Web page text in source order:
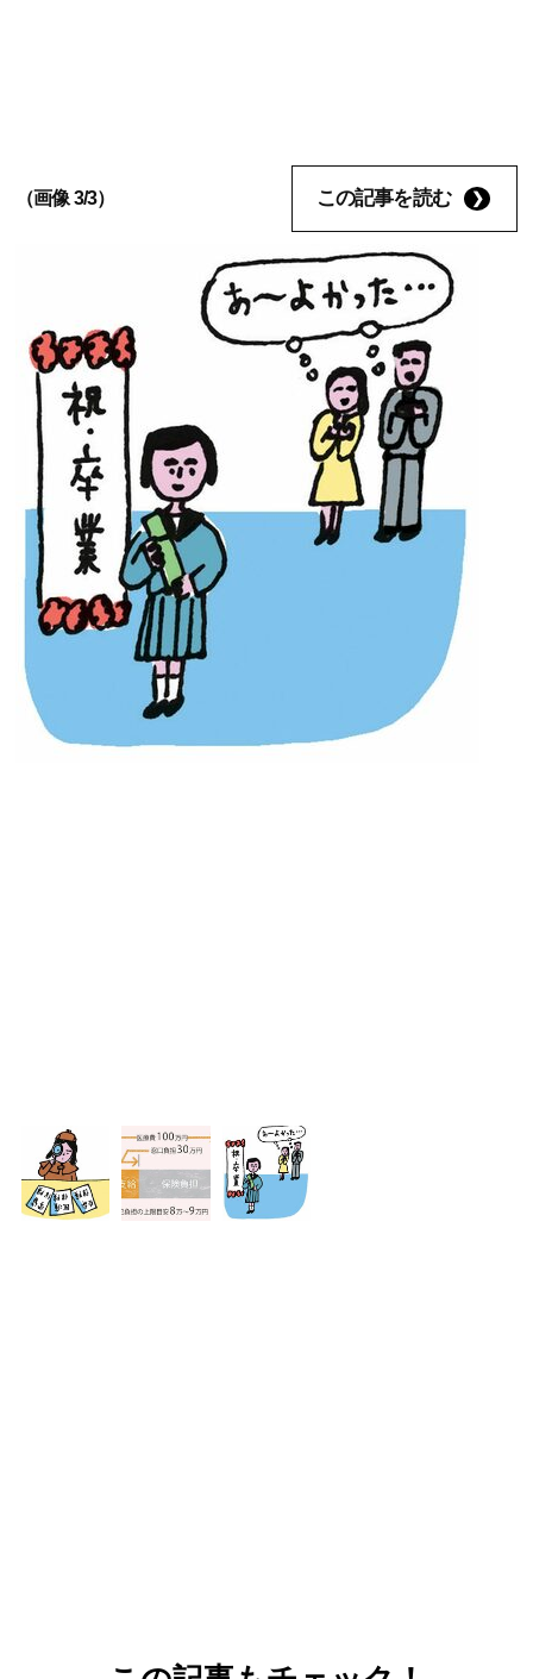
（画像 3/3） この記事を読む